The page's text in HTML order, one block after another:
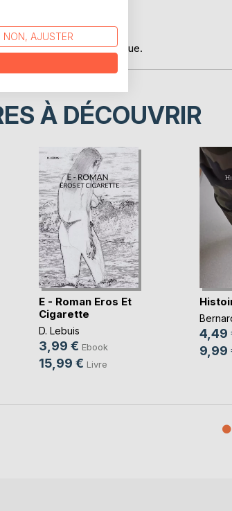
intense et érotique.
À DÉCOUVRIR
E - Roman Eros Et
Cigarette
D. Lebuis
3,99 € Ebook
15,99 € Livre
4,49
9,99
NON, AJUSTER